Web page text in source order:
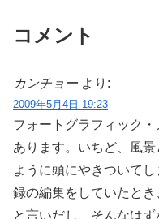
コメント
カンチョー より:
2009年5月4日 19:23
フォートグラフィック
あります。いちど、風
ように頭にやきついて
録の編集をしていたとき
と言いだし、そんなは